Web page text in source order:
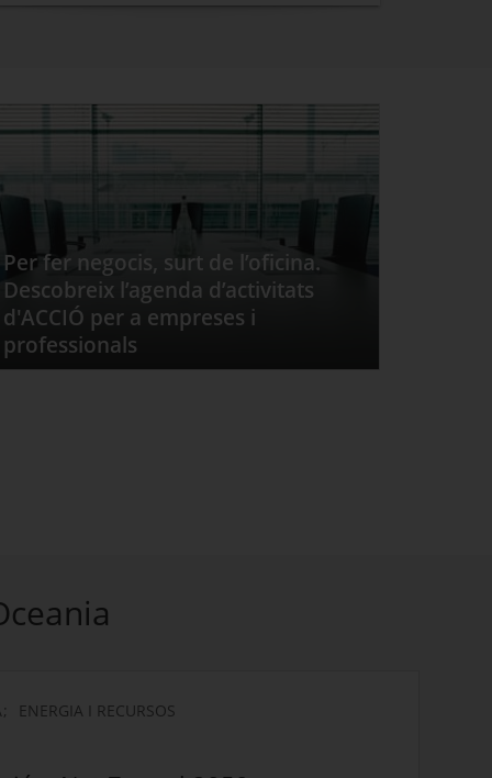
Per fer negocis, surt de l’oficina.
Descobreix l’agenda d’activitats
d'ACCIÓ per a empreses i
professionals
ENERGIA I RECURSOS